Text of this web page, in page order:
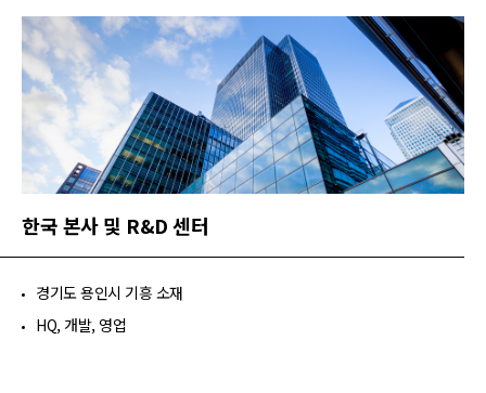
한국 본사 및 R&D 센터​
경기도 용인시 기흥 소재​
HQ, 개발, 영업​